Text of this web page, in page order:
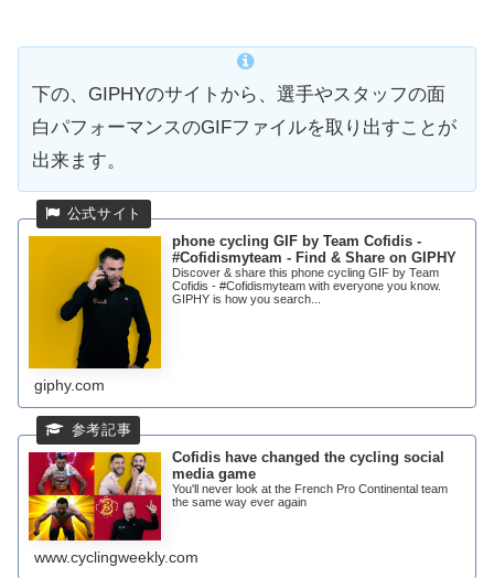
下の、GIPHYのサイトから、選手やスタッフの面
白パフォーマンスのGIFファイルを取り出すことが
出来ます。
phone cycling GIF by Team Cofidis -
#Cofidismyteam - Find & Share on GIPHY
Discover & share this phone cycling GIF by Team
Cofidis - #Cofidismyteam with everyone you know.
GIPHY is how you search...
giphy.com
Cofidis have changed the cycling social
media game
You'll never look at the French Pro Continental team
the same way ever again
www.cyclingweekly.com